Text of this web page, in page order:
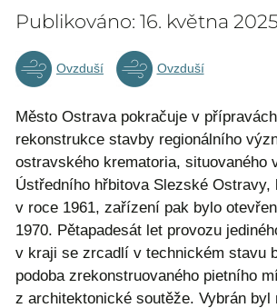
Publikováno: 16. května 2025
Ovzduší Ovzduší
Město Ostrava pokračuje v
rekonstrukce stavby regionálního
ostravského krematoria, situovaného
Ústředního hřbitova Slezské Ostravy,
v roce 1961, zařízení pak bylo
1970. Pětapadesát let provozu
v kraji se zrcadlí v technickém stavu
podoba zrekonstruovaného pietního
z architektonické soutěže. Vybrán byl